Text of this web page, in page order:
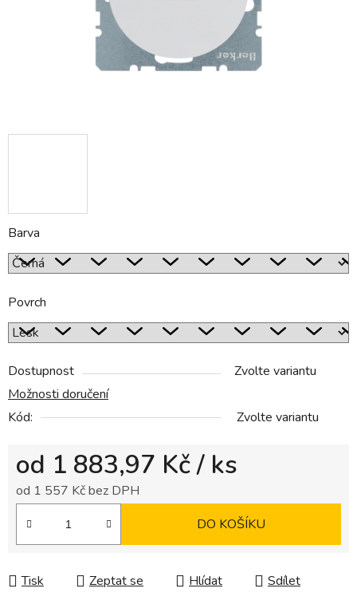
Barva
Povrch
Dostupnost
Zvolte variantu
Možnosti doručení
Kód:
Zvolte variantu
od 1 883,97 Kč/ ks
od 1 557 Kčbez DPH
DO KOŠÍKU
Tisk Zeptat se Hlídat Sdílet